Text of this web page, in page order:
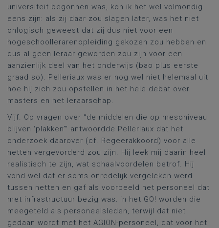
universiteit begonnen was, kon ik het wel volmondig
eens zijn: als zij daar zou slagen later, was het niet
onlogisch geweest dat zij dus niet voor een
hogeschoollerarenopleiding gekozen zou hebben en
dus al geen leraar geworden zou zijn voor een
aanzienlijk deel van het onderwijs (bao plus eerste
graad so). Pelleriaux was er nog wel niet helemaal uit
hoe hij zich zou opstellen in het hele debat over
masters en het leraarschap.
Vijf. Op vragen over “de middelen die op mesoniveau
blijven ‘plakken’” antwoordde Pelleriaux dat het
onderzoek daarover (cf. Regeerakkoord) voor alle
netten vergevorderd zou zijn. Hij leek mij daarin heel
realistisch te zijn, wat schaalvoordelen betrof. Hij
vond wel dat er soms onredelijk vergeleken werd
tussen netten en gaf als voorbeeld het personeel dat
met infrastructuur bezig was: in het GO! worden die
meegeteld als personeelsleden, terwijl dat niet
gedaan wordt met het AGION-personeel, dat voor het